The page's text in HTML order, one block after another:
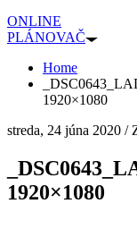
ONLINE
PLÁNOVAČ
Home
1920×1080
streda, 24 júna 2020 /
1920×1080